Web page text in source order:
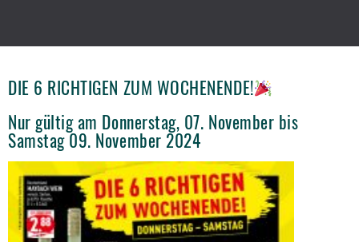
DIE 6 RICHTIGEN ZUM WOCHENENDE!
Nur gültig am Donnerstag, 07. November bis
Samstag 09. November 2024